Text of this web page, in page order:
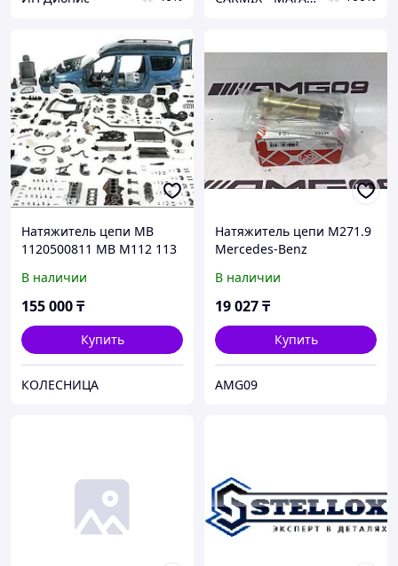
Натяжитель цепи MB
1120500811 MB M112 113
В наличии
155 000₸
Купить
КОЛЕСНИЦА
Натяжитель цепи M271.9
Mercedes-Benz
В наличии
19 027₸
Купить
AMG09